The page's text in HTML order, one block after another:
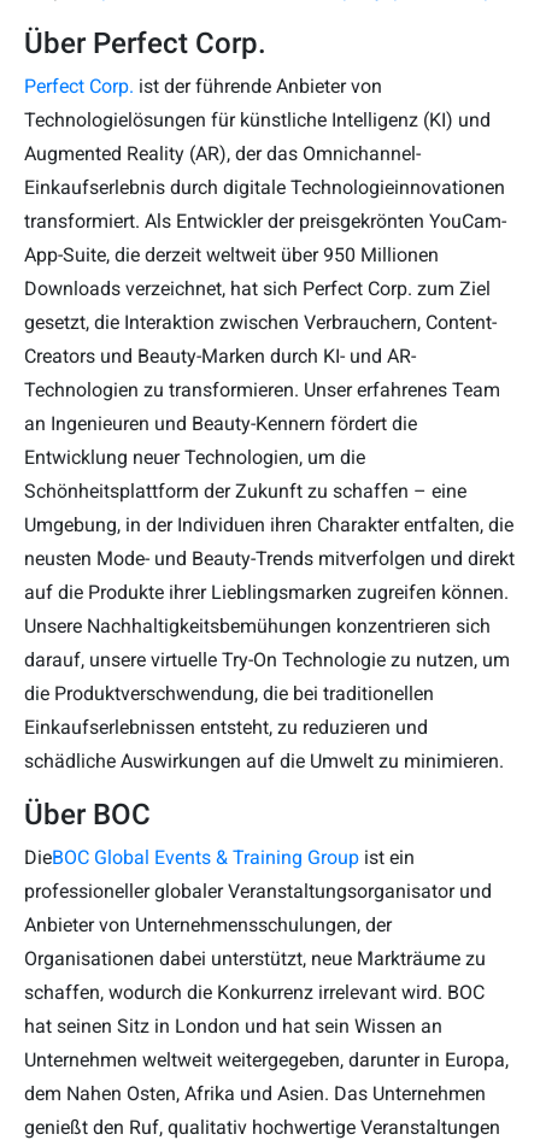
Über Perfect Corp.
Perfect Corp. ist der führende Anbieter von
Technologielösungen für künstliche Intelligenz (KI) und
Augmented Reality (AR), der das Omnichannel-
Einkaufserlebnis durch digitale Technologieinnovationen
transformiert. Als Entwickler der preisgekrönten YouCam-
App-Suite, die derzeit weltweit über 950 Millionen
Downloads verzeichnet, hat sich Perfect Corp. zum Ziel
gesetzt, die Interaktion zwischen Verbrauchern, Content-
Creators und Beauty-Marken durch KI- und AR-
Technologien zu transformieren. Unser erfahrenes Team
an Ingenieuren und Beauty-Kennern fördert die
Entwicklung neuer Technologien, um die
Schönheitsplattform der Zukunft zu schaffen – eine
Umgebung, in der Individuen ihren Charakter entfalten, die
neusten Mode- und Beauty-Trends mitverfolgen und direkt
auf die Produkte ihrer Lieblingsmarken zugreifen können.
Unsere Nachhaltigkeitsbemühungen konzentrieren sich
darauf, unsere virtuelle Try-On Technologie zu nutzen, um
die Produktverschwendung, die bei traditionellen
Einkaufserlebnissen entsteht, zu reduzieren und
schädliche Auswirkungen auf die Umwelt zu minimieren.
Über BOC
DieBOC Global Events & Training Group ist ein
professioneller globaler Veranstaltungsorganisator und
Anbieter von Unternehmensschulungen, der
Organisationen dabei unterstützt, neue Markträume zu
schaffen, wodurch die Konkurrenz irrelevant wird. BOC
hat seinen Sitz in London und hat sein Wissen an
Unternehmen weltweit weitergegeben, darunter in Europa,
dem Nahen Osten, Afrika und Asien. Das Unternehmen
genießt den Ruf, qualitativ hochwertige Veranstaltungen